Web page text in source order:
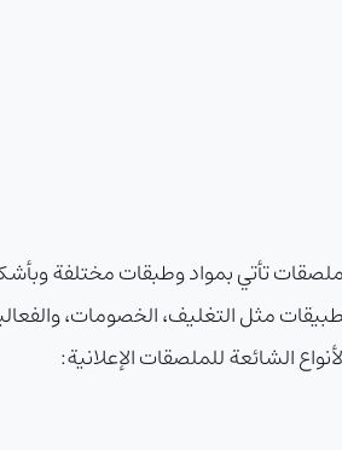
تأتي بمواد وطبقات مختلفة
مثل التغليف، الخصومات،
الشائعة للملصقات الإعلانية: